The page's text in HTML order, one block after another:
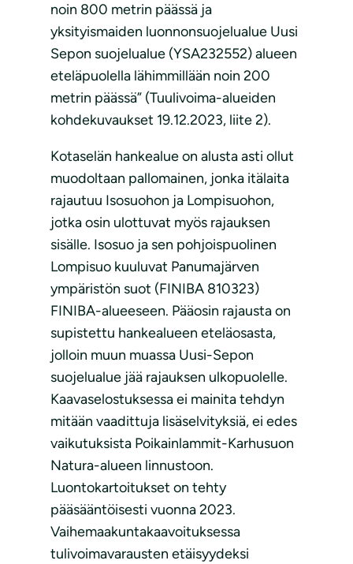
noin 800 metrin päässä ja
yksityismaiden luonnonsuojelualue Uusi
Sepon suojelualue (YSA232552) alueen
eteläpuolella lähimmillään noin 200
metrin päässä” (Tuulivoima-alueiden
kohdekuvaukset 19.12.2023, liite 2).
Kotaselän hankealue on alusta asti ollut
muodoltaan pallomainen, jonka itälaita
rajautuu Isosuohon ja Lompisuohon,
jotka osin ulottuvat myös rajauksen
sisälle. Isosuo ja sen pohjoispuolinen
Lompisuo kuuluvat Panumajärven
ympäristön suot (FINIBA 810323)
FINIBA-alueeseen. Pääosin rajausta on
supistettu hankealueen eteläosasta,
jolloin muun muassa Uusi-Sepon
suojelualue jää rajauksen ulkopuolelle.
Kaavaselostuksessa ei mainita tehdyn
mitään vaadittuja lisäselvityksiä, ei edes
vaikutuksista Poikainlammit-Karhusuon
Natura-alueen linnustoon.
Luontokartoitukset on tehty
pääsääntöisesti vuonna 2023.
Vaihemaakuntakaavoituksessa
tulivoimavarausten etäisyydeksi